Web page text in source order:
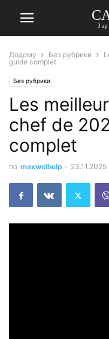
Додому Без рубрики
guide complet
Без рубрики
Les
chef de
complet
по maxwelhelp - 23.11.2025